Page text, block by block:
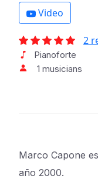
Video
2
Pianoforte
1 musicians
Marco Capone
año 2000.